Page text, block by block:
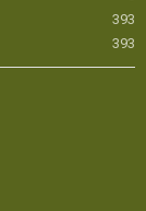
393
393